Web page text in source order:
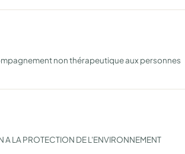
non thérapeutique aux personnes
A LA PROTECTION DE L'ENVIRONNEMENT